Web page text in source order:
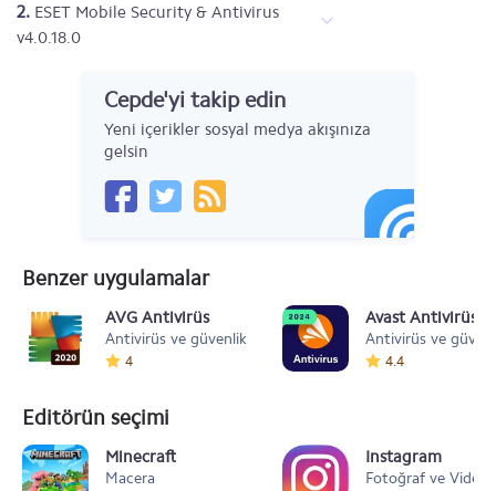
2. ESET Mobile Security & Antivirus
v4.0.18.0
Cepde'yi takip edin
Yeni içerikler sosyal medya akışınıza
gelsin
Benzer uygulamalar
AVG Antivirüs
Antivirüs ve güvenlik
4
Avast Antivirüs
Antivirüs ve
4.4
Editörün seçimi
Minecraft
Macera
Instagram
Fotoğraf ve Video